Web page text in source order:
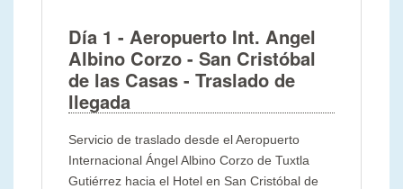
Día 1 - Aeropuerto Int. Angel
Albino Corzo - San Cristóbal
de las Casas - Traslado de
llegada
Servicio de traslado desde el Aeropuerto
Internacional Ángel Albino Corzo de Tuxtla
Gutiérrez hacia el Hotel en San Cristóbal de